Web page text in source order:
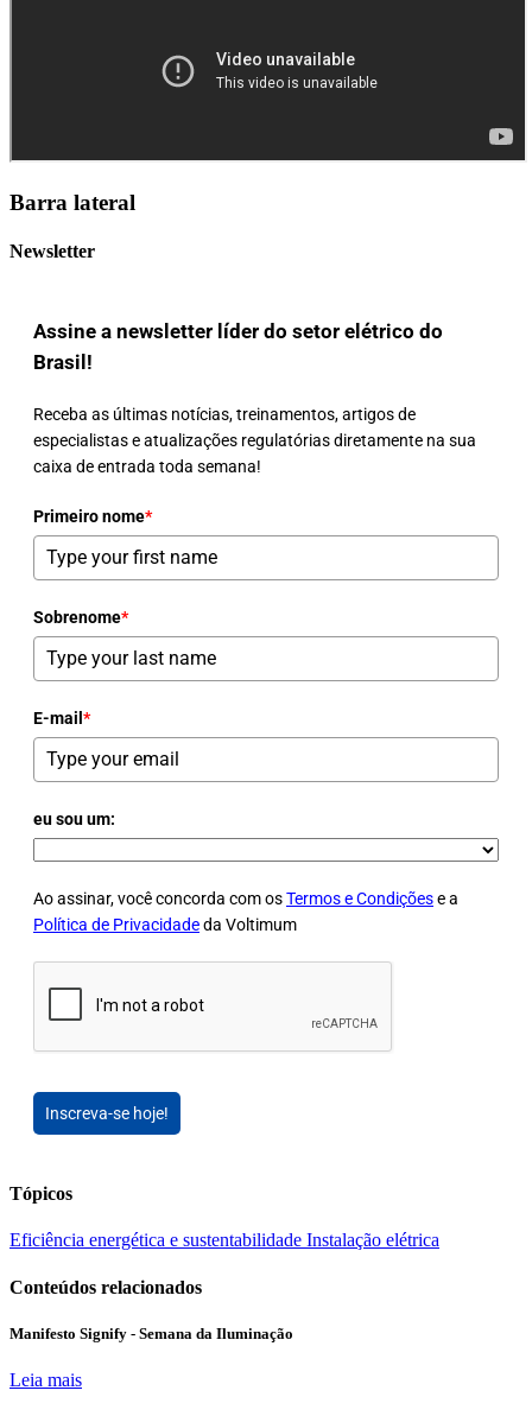
Barra lateral
Newsletter
Assine a newsletter líder do setor elétrico do
Brasil!
Receba as últimas notícias, treinamentos, artigos de
especialistas e atualizações regulatórias diretamente na sua
caixa de entrada toda semana!
Primeiro nome*
Sobrenome*
E-mail *
eu sou um:
Ao assinar, você concorda com osTermos e Condiçõese a
Política de Privacidadeda Voltimum
Inscreva-se hoje!
Tópicos
Eficiência energética e sustentabilidade Instalação elétrica
Conteúdos relacionados
Manifesto Signify - Semana da Iluminação
Leia mais